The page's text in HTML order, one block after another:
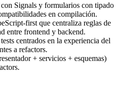
Signals y formularios con tipado
en compilación.
first que centraliza reglas de
entre frontend y backend.
tests centrados en la experiencia del
a refactors.
+ servicios + esquemas)